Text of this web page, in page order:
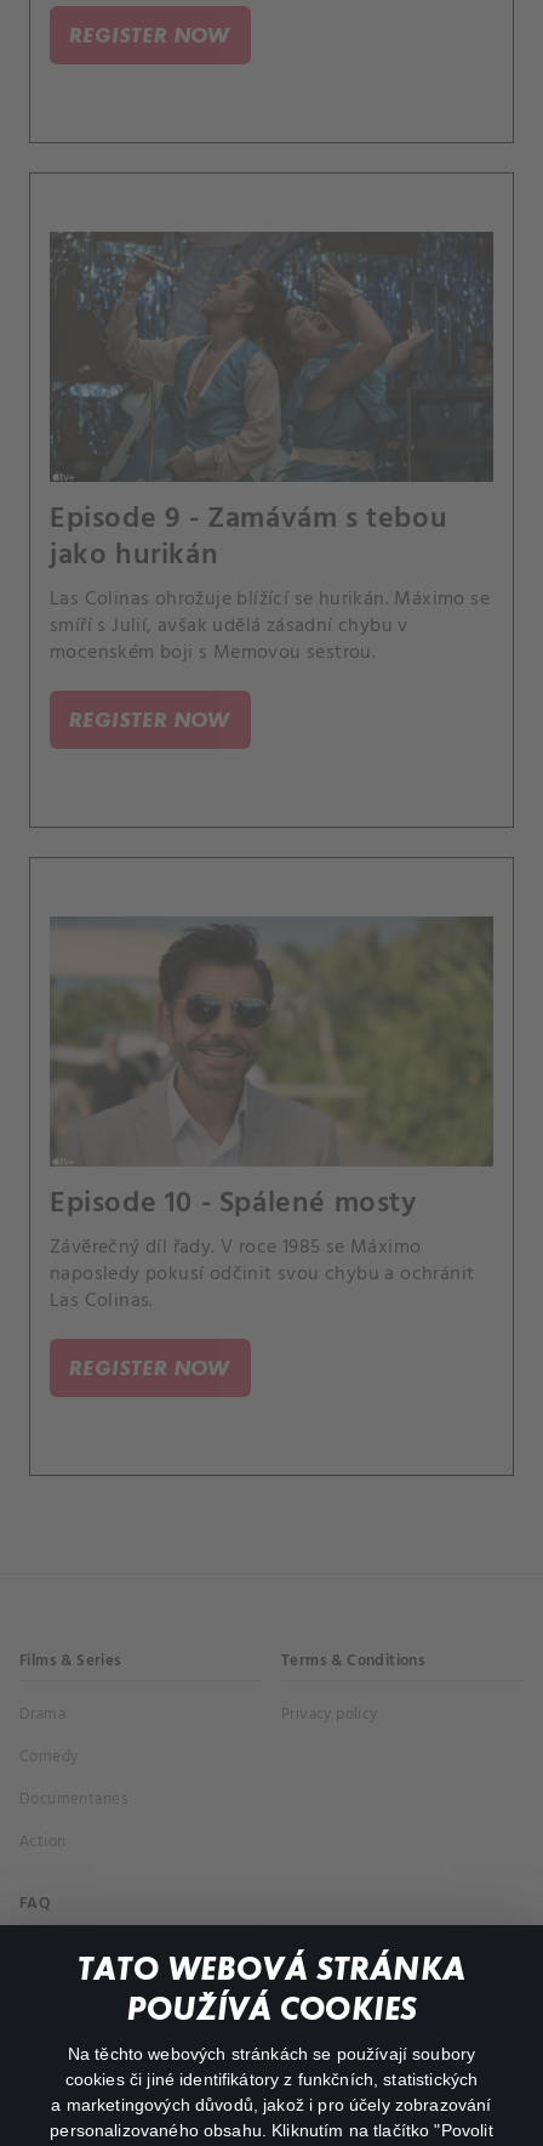
TATO WEBOVÁ STRÁNKA
POUŽÍVÁ COOKIES
Na těchto webových stránkách se používají soubory
cookies či jiné identifikátory z funkčních, statistických
a marketingových důvodů, jakož i pro účely zobrazování
personalizovaného obsahu. Kliknutím na tlačítko "Povolit
REGISTER NOW
Episode 9 - Zamávám s tebou
jako hurikán
Las Colinas ohrožuje blížící se hurikán. Máximo se
smíří s Julií, avšak udělá zásadní chybu v
mocenském boji s Memovou sestrou.
REGISTER NOW
Episode 10 - Spálené mosty
Závěrečný díl řady. V roce 1985 se Máximo
naposledy pokusí odčinit svou chybu a ochránit
Las Colinas.
REGISTER NOW
Films & Series
Drama
Comedy
Documentaries
Action
Terms & Conditions
Privacy policy
FAQ
My profile
facebookinstagram